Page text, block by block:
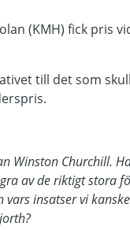
(KMH) fick pris
till det som
Winston Churchill.
av de riktigt stora
insatser vi